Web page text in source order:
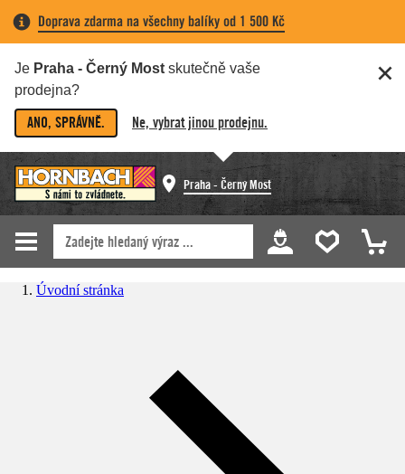
Doprava zdarma na všechny balíky od 1 500 Kč
Je Praha - Černý Most skutečně vaše
prodejna?
ANO, SPRÁVNĚ. Ne, vybrat jinou prodejnu.
Praha - Černý Most
Úvodní stránka